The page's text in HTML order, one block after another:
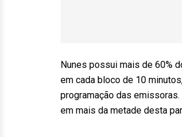
Nunes possui mais de 60%
em cada bloco de 10
programação das
em mais da metade desta